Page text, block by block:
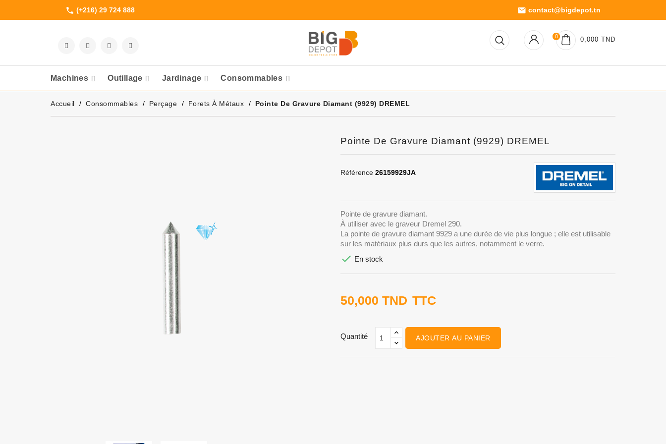
phone (+216) 29 724 888 email contact@bigdepot.tn
0 0,000 TND
Machines Outillage Jardinage Consommables
Accueil Consommables Perçage Forets À Métaux Pointe De Gravure Diamant (9929) DREMEL
Pointe De Gravure Diamant (9929) DREMEL
Référence 26159929JA
Pointe de gravure diamant.
À utiliser avec le graveur Dremel 290.
La pointe de gravure diamant 9929 a une durée de vie plus longue ; elle est utilisable
sur les matériaux plus durs que les autres, notamment le verre.
 En stock
50,000 TND TTC
Quantité AJOUTER AU PANIER